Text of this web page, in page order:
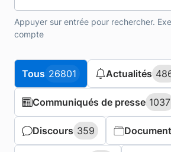
Appuyer sur entrée pour rechercher.
compte
Tous 26801
Tous 26801 Actualités
Actualités
Communiqués de presse 1037
Communiqués de presse 1037
Discours 359
Discours 359